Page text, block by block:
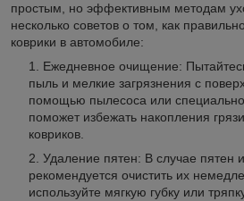
простым, но эффективным методам
несколько советов о том, как
коврики в автомобиле:
Ежедневное очищение:
пыль и мелкие загрязнения с
помощью пылесоса или
поможет избежать накопления
ковриков.
Удаление пятен: В случае пятен
рекомендуется очистить их
используйте мягкую губку или